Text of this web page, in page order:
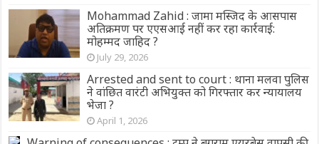
Mohammad Zahid : जामा मस्जिद के आसपास
अतिक्रमण पर एएसआई नहीं कर रहा कार्रवाई:
मोहम्मद जाहिद ?
July 29, 2026
Arrested and sent to court : थाना मलवा पुलिस
ने वांछित वारंटी अभियुक्त को गिरफ्तार कर न्यायालय
भेजा ?
April 1, 2026